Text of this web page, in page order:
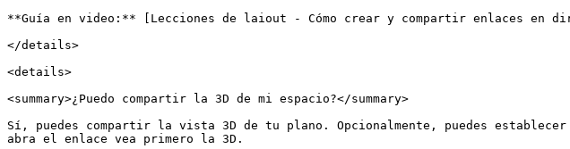
**Guía en video:** [Lecciones de laiout - Cómo crear y compartir enlaces en
</details>
<details>
<summary>¿Puedo compartir la 3D de mi espacio?</summary>
Sí, puedes compartir la vista 3D de tu plano. Opcionalmente, puedes
abra el enlace vea primero la 3D.